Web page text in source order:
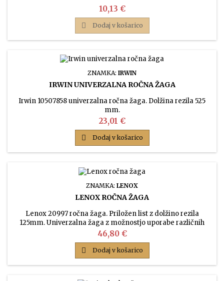
Cena
10,13 €
 Dodaj v košarico
ZNAMKA: IRWIN
IRWIN UNIVERZALNA ROČNA ŽAGA
Irwin 10507858 univerzalna ročna žaga. Dolžina rezila 525
mm.
Cena
23,01 €
 Dodaj v košarico
ZNAMKA: LENOX
LENOX ROČNA ŽAGA
Lenox 20997 ročna žaga. Priložen list z dolžino rezila
125mm. Univerzalna žaga z možnostjo uporabe različnih
dolžin listov.
Cena
46,80 €
 Dodaj v košarico